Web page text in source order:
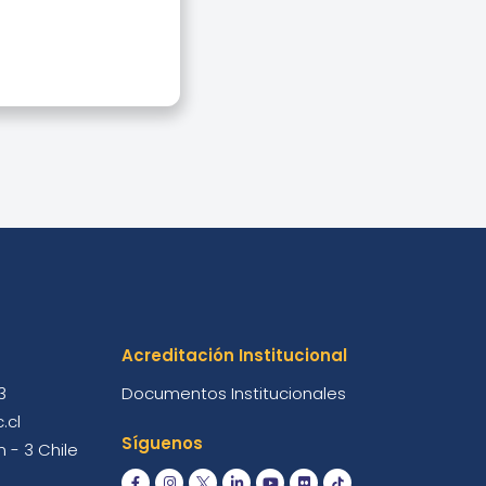
- 3 Chile
Acreditación Institucional
Documentos Institucionales
Síguenos